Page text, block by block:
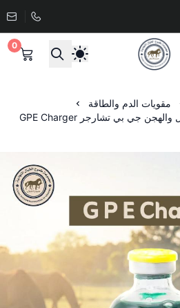
صيدلية طموح الخيال البيطرية
0
مقويات الدم والطاقة
مكمل قوة وتحمل عضلات الخيل والهجن جي بي تشارجر GPE Charger